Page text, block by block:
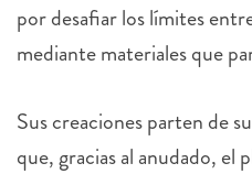
por desafiar los límites
mediante materiales que
Sus creaciones parten de
que, gracias al anudado, el